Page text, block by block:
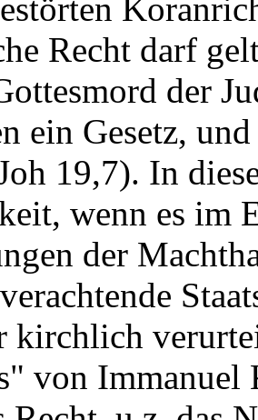
Recht darf
der
ein Gesetz,
19,7). In
wenn es im
der
kirchlich
von Immanuel